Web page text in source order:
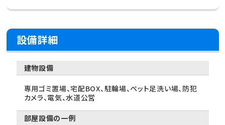
設備詳細
建物設備
専用ゴミ置場、宅配BOX、駐輪場、ペット足洗い場、防犯
カメラ、電気、水道公営
部屋設備の一例